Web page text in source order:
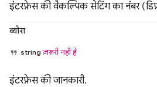
इंटरफ़ेस की वैकल्पिक सेटिंग का नंबर
ब्यौरा
stringज़रूरी नहीं है
इंटरफ़ेस की जानकारी.